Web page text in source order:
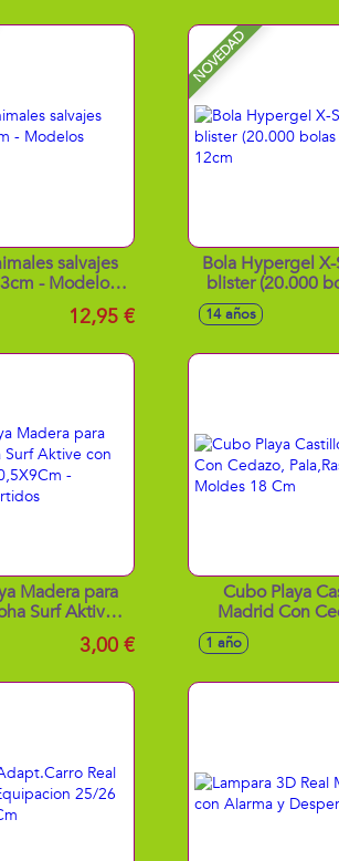
salvajes
- Modelos
12,95 €
NOVEDAD
Bola Hypergel
blister (20.000
gel) 12cm
14 años
Madera para
Surf Aktive
38X0,5X9Cm -
surtidos3,00 €
Cubo Playa
Madrid Con
Pala,Rastrillo Y
1 año